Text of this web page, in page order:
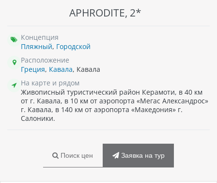
APHRODITE, 2*
Концепция
Пляжный, Городской
Расположение
Греция, Кавала, Кавала
На карте и рядом
Живописный туристический район Керамоти, в 40 км
от г. Кавала, в 10 км от аэропорта «Мегас Александрос»
г. Кавала, в 140 км от аэропорта «Македония» г.
Салоники.
Поиск цен Заявка на тур